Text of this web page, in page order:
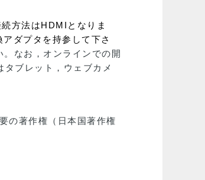
方法はHDMIとなりま
ダプタを持参して下さ
なお，オンラインでの開
ブレット，ウェブカメ
の著作権（日本国著作権